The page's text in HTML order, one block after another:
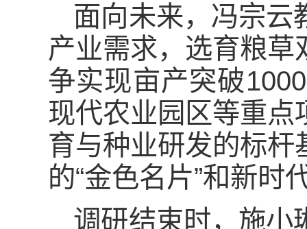
面向未来，冯宗云
产业需求，选育粮
争实现亩产突破
现代农业园区等重
育与种业研发的标
的“金色名片”和新时
调研结束时，施小